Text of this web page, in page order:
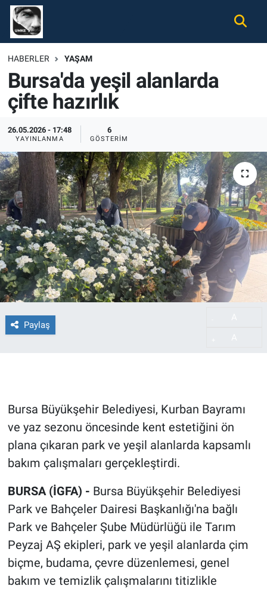
HABERLER YAŞAM
Bursa'da yeşil alanlarda
çifte hazırlık
26.05.2026 - 17:48
YAYINLANMA
6
GÖSTERIM
Paylaş
Bursa Büyükşehir Belediyesi, Kurban Bayramı
ve yaz sezonu öncesinde kent estetiğini ön
plana çıkaran park ve yeşil alanlarda kapsamlı
bakım çalışmaları gerçekleştirdi.
BURSA (İGFA) - Bursa Büyükşehir Belediyesi
Park ve Bahçeler Dairesi Başkanlığı'na bağlı
Park ve Bahçeler Şube Müdürlüğü ile Tarım
Peyzaj AŞ ekipleri, park ve yeşil alanlarda çim
biçme, budama, çevre düzenlemesi, genel
bakım ve temizlik çalışmalarını titizlikle
Gündem
Ekonomi
Spor
Magazin
Tüm Haberler
İletişim
Künye
Nöbetçi Eczaneler
Hava Durumu
Namaz Vakitleri
Trafik Durumu
Süper Lig Puan Durumu ve Fikstür
Tüm Manşetler
Son Dakika Haberleri
Haber Arşivi